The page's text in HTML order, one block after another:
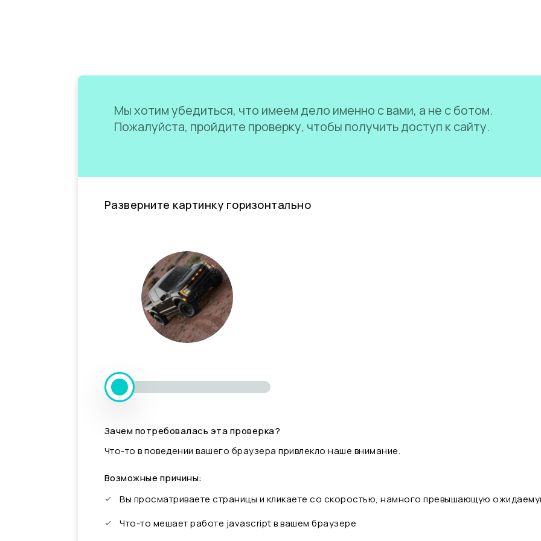
Мы хотим убедиться, что имеем дело именно с вами, а не с ботом.
Пожалуйста, пройдите проверку, чтобы получить доступ к сайту.
Разверните картинку горизонтально
Зачем потребовалась эта проверка?
Что-то в поведении вашего браузера привлекло наше внимание.
Возможные причины:
Вы просматриваете страницы и кликаете со скоростью, намного превышающую
Что-то мешает работе javascript в вашем браузере